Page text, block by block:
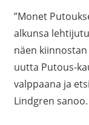
”Monet
alkunsa
näen
uutta Putous-
valppaana ja
Lindgren sanoo.